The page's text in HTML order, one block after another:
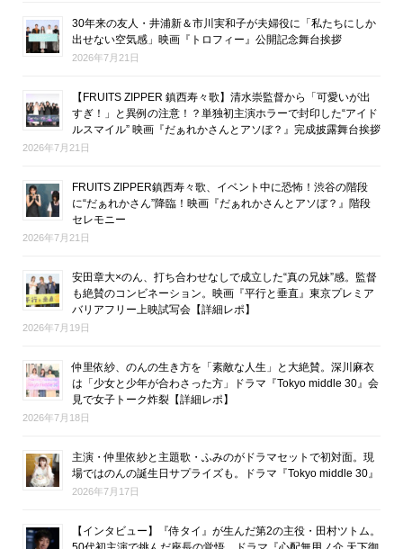
30年来の友人・井浦新＆市川実和子が夫婦役に「私たちにしか
出せない空気感」映画『トロフィー』公開記念舞台挨拶
2026年7月21日
【FRUITS ZIPPER 鎮西寿々歌】清水崇監督から「可愛いが出
すぎ！」と異例の注意！？単独初主演ホラーで封印した“アイド
ルスマイル” 映画『だぁれかさんとアソぼ？』完成披露舞台挨拶
2026年7月21日
FRUITS ZIPPER鎮西寿々歌、イベント中に恐怖！渋谷の階段
に“だぁれかさん”降臨！映画『だぁれかさんとアソぼ？』階段
セレモニー
2026年7月21日
安田章大×のん、打ち合わせなしで成立した“真の兄妹”感。監督
も絶賛のコンビネーション。映画『平行と垂直』東京プレミア
バリアフリー上映試写会【詳細レポ】
2026年7月19日
仲里依紗、のんの生き方を「素敵な人生」と大絶賛。深川麻衣
は「少女と少年が合わさった方」ドラマ『Tokyo middle 30』会
見で女子トーク炸裂【詳細レポ】
2026年7月18日
主演・仲里依紗と主題歌・ふみのがドラマセットで初対面。現
場ではのんの誕生日サプライズも。ドラマ『Tokyo middle 30』
2026年7月17日
【インタビュー】『侍タイ』が生んだ第2の主役・田村ツトム。